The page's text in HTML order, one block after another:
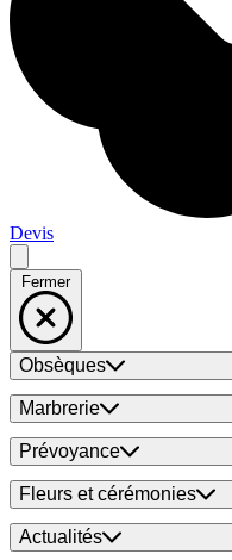
Devis
Fermer
Obsèques
Marbrerie
Prévoyance
Fleurs et cérémonies
Actualités